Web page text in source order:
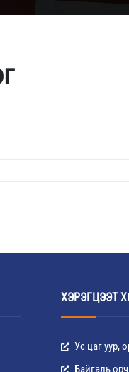
ХЭРЭГЦЭЭТ
Ус цаг уур,
Байгаль